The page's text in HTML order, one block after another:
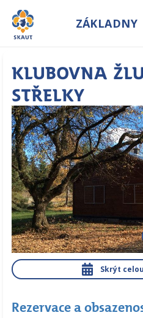
ZÁKLADNY
Klubovna
střelky
Rezervace a
Skrýt